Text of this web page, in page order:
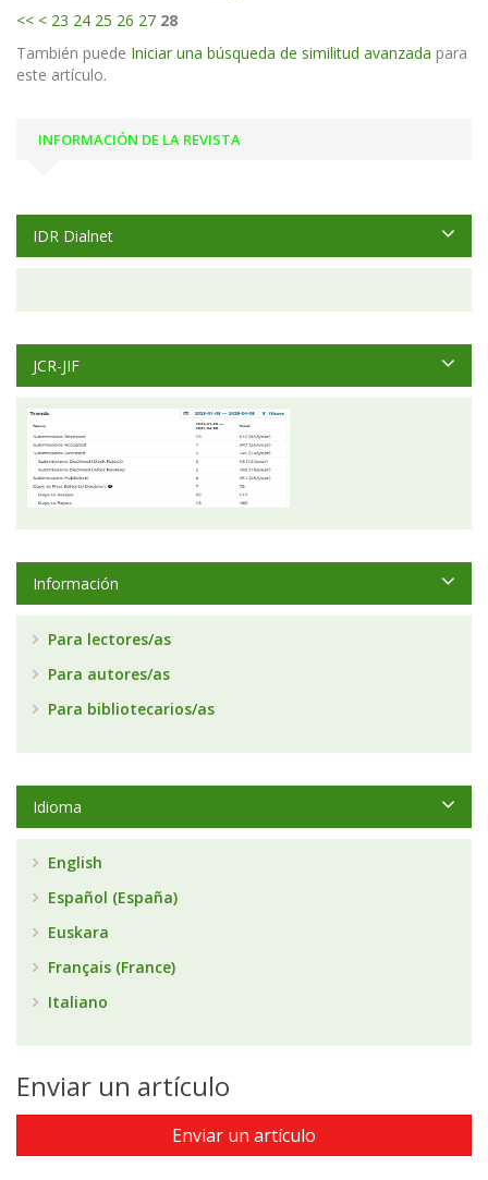
<< < 23 24 25 26 27 28
También puede Iniciar una búsqueda de similitud avanzada para
este artículo.
INFORMACIÓN DE LA REVISTA
IDR Dialnet
JCR-JIF
Información
Para lectores/as
Para autores/as
Para bibliotecarios/as
Idioma
English
Español (España)
Euskara
Français (France)
Italiano
Enviar un artículo
Enviar un artículo